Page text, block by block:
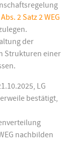
2 Satz 2 WEG
der
Strukturen einer
LG
bestätigt,
nachbilden